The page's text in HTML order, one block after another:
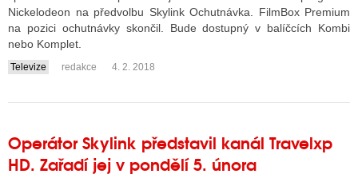
STRÁNKY RÁDIÍ
STRÁNKY TV
Nickelodeon na předvolbu Skylink Ochutnávka. FilmBox Premium
na pozici ochutnávky skončil. Bude dostupný v balíčcích Kombi
nebo Komplet.
....
Televize redakce 4. 2. 2018
Operátor Skylink představil kanál Travelxp
HD. Zařadí jej v pondělí 5. února